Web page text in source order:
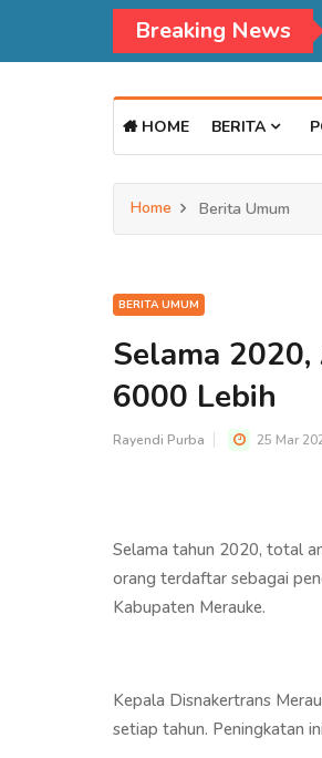
Breaking News
HOME BERITA
Home Berita Umum
BERITA UMUM
Selama
6000 Lebih
Rayendi Purba 25 Mar
Selama tahun 2020, total
orang terdaftar sebagai
Kabupaten Merauke.
Kepala Disnakertrans
setiap tahun. Peningkatan